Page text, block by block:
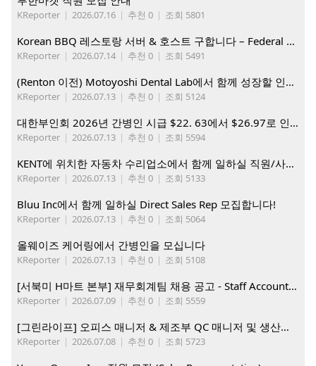
KReporter | 2026.07.16 | 추천 0 | 조회 5801
Korean BBQ 레스토랑 서버 & 호스트 구합니다 – Federal Way & Tacoma $45-$60/hr (server), $21-23/hr (Host)
KReporter | 2026.07.14 | 추천 0 | 조회 5491
(Renton 이전) Motoyoshi Dental Lab에서 함께 성장할 인재를 모십니다.
KReporter | 2026.07.13 | 추천 0 | 조회 5124
대한부인회 2026년 간병인 시급 $22. 63에서 $26.97로 인상. 지금 간병인들을 모집합니다
KReporter | 2026.07.13 | 추천 0 | 조회 5594
KENT에 위치한 자동차 수리업소에서 함께 일하실 직원/사무직원 구합니다.
KReporter | 2026.07.13 | 추천 0 | 조회 5133
Bluu Inc에서 함께 일하실 Direct Sales Rep 모집합니다!
KReporter | 2026.07.13 | 추천 0 | 조회 5064
올웨이즈 케어링에서 간병인을 모십니다
KReporter | 2026.07.13 | 추천 0 | 조회 5108
[서북미 H마트 본부] 재무회계팀 채용 공고 - Staff Accountant
KReporter | 2026.07.09 | 추천 0 | 조회 5559
[그린라이프] 오피스 매니저 & 제조부 QC 매니저 및 생산직, 웨어하우스 직원 모집
KReporter | 2026.07.08 | 추천 0 | 조회 5723